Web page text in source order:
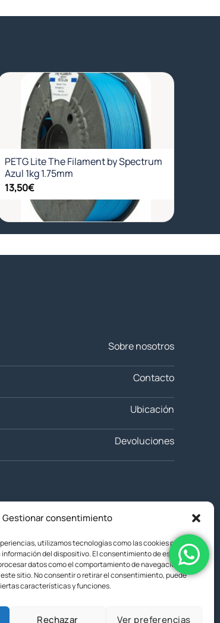
Gestionar consentimiento
utilizamos tecnologías como las cookies para
del dispositivo. El consentimiento de estas
datos como el comportamiento de navegación o las
sitio. No consentir o retirar el consentimiento, puede
características y funciones.
Rechazar Ver preferencias
Añadir
a la
lista de
deseos
PETG Lite The Filament by Spectrum
Azul 1kg 1.75mm
13,50€
Sobre nosotros
Contacto
Ubicación
Devoluciones